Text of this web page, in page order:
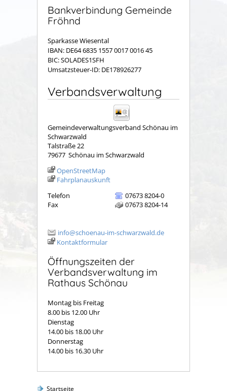
Bankverbindung Gemeinde
Fröhnd
Sparkasse Wiesental
IBAN: DE64 6835 1557 0017 0016 45
BIC: SOLADES1SFH
Umsatzsteuer-ID: DE178926277
Verbandsverwaltung
Gemeindeverwaltungsverband Schönau im
Schwarzwald
Talstraße 22
79677 Schönau im Schwarzwald
OpenStreetMap
Fahrplanauskunft
Telefon
07673 8204-0
Fax
07673 8204-14
info@schoenau-im-schwarzwald.de
Kontaktformular
Öffnungszeiten der
Verbandsverwaltung im
Rathaus Schönau
Montag bis Freitag
8.00 bis 12.00 Uhr
Dienstag
14.00 bis 18.00 Uhr
Donnerstag
14.00 bis 16.30 Uhr
Startseite